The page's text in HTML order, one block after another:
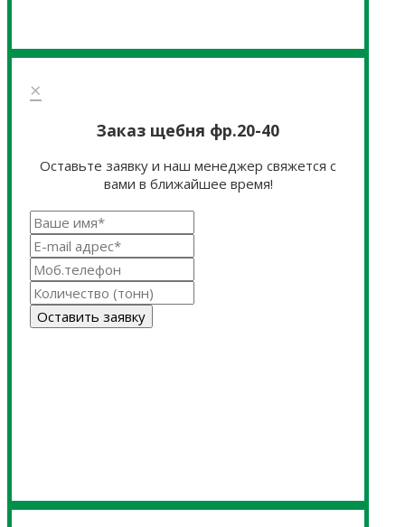
×
Заказ щебня фр.20-40
Оставьте заявку и наш менеджер свяжется с
вами в ближайшее время!
Оставить заявку